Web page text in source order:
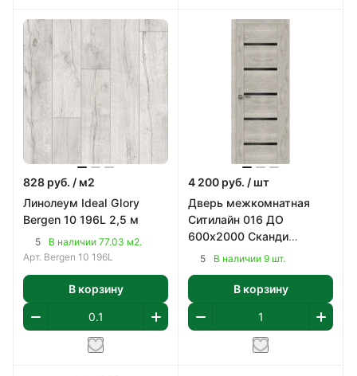
828 руб. / м2
Линолеум Ideal Glory
Bergen 10 196L 2,5 м
5
В наличии 77.03 м2.
Арт. Bergen 10 196L
В корзину
4 200 руб. / шт
Дверь межкомнатная
Ситилайн 016 ДО
600х2000 Сканди
5 В наличии 9 шт.
В корзину